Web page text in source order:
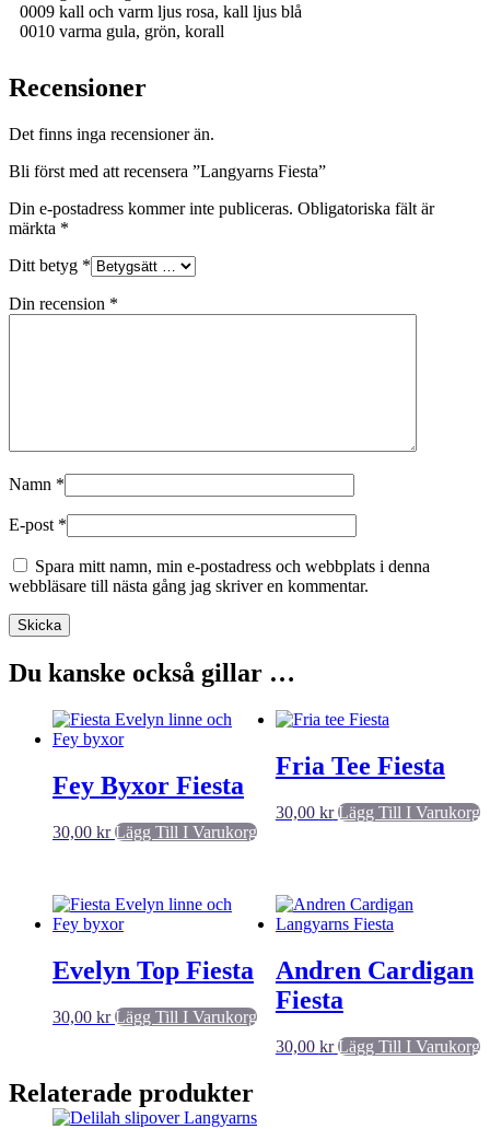
0009 kall och varm ljus rosa, kall ljus blå
0010 varma gula, grön, korall
Recensioner
Det finns inga recensioner än.
Bli först med att recensera ”Langyarns Fiesta”
Din e-postadress kommer inte publiceras. Obligatoriska fält är
märkta *
Ditt betyg *
Din recension *
Namn *
E-post *
Spara mitt namn, min e-postadress och webbplats i denna
webbläsare till nästa gång jag skriver en kommentar.
Du kanske också gillar …
Fey Byxor Fiesta
30,00 kr Lägg Till I Varukorg
Fria Tee Fiesta
30,00 kr Lägg Till I Varukorg
Evelyn Top Fiesta
30,00 kr Lägg Till I Varukorg
Andren Cardigan
Fiesta
30,00 kr Lägg Till I Varukorg
Relaterade produkter